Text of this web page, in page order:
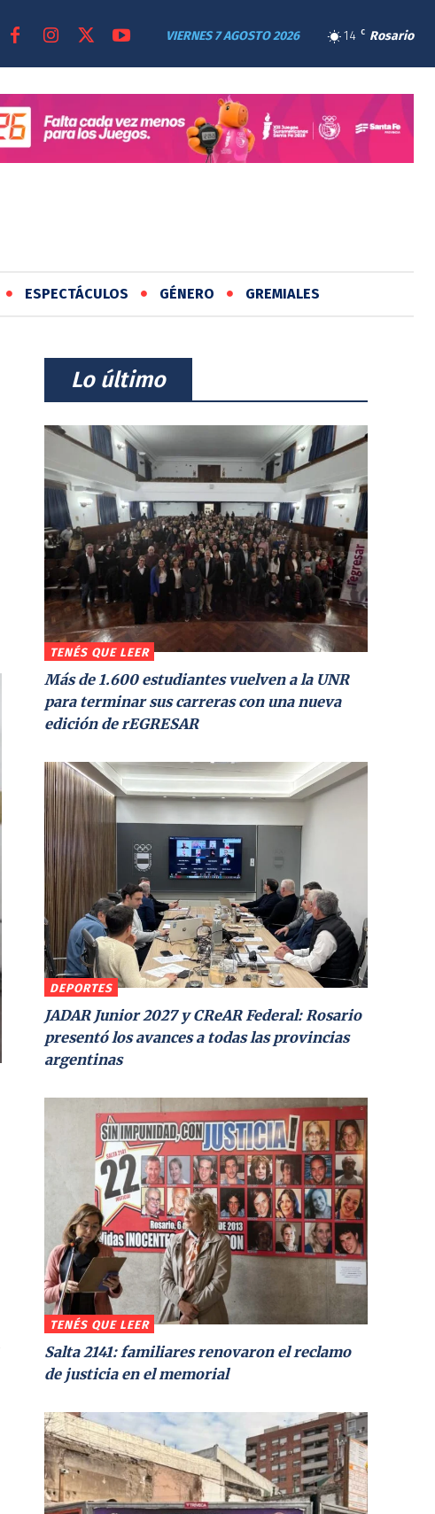
14 C Rosario
VIERNES 7 AGOSTO 2026
ESPECTÁCULOS GÉNERO GREMIALES
⠀Lo último⠀
TENÉS QUE LEER
Más de 1.600 estudiantes vuelven a la UNR
para terminar sus carreras con una nueva
edición de rEGRESAR
DEPORTES
JADAR Junior 2027 y CReAR Federal: Rosario
presentó los avances a todas las provincias
argentinas
TENÉS QUE LEER
Salta 2141: familiares renovaron el reclamo
de justicia en el memorial